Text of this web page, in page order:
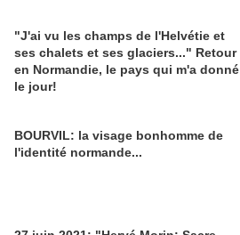
"J'ai vu les champs de l'Helvétie et
ses chalets et ses glaciers..." Retour
en Normandie, le pays qui m'a donné
le jour!
BOURVIL: la visage bonhomme de
l'identité normande...